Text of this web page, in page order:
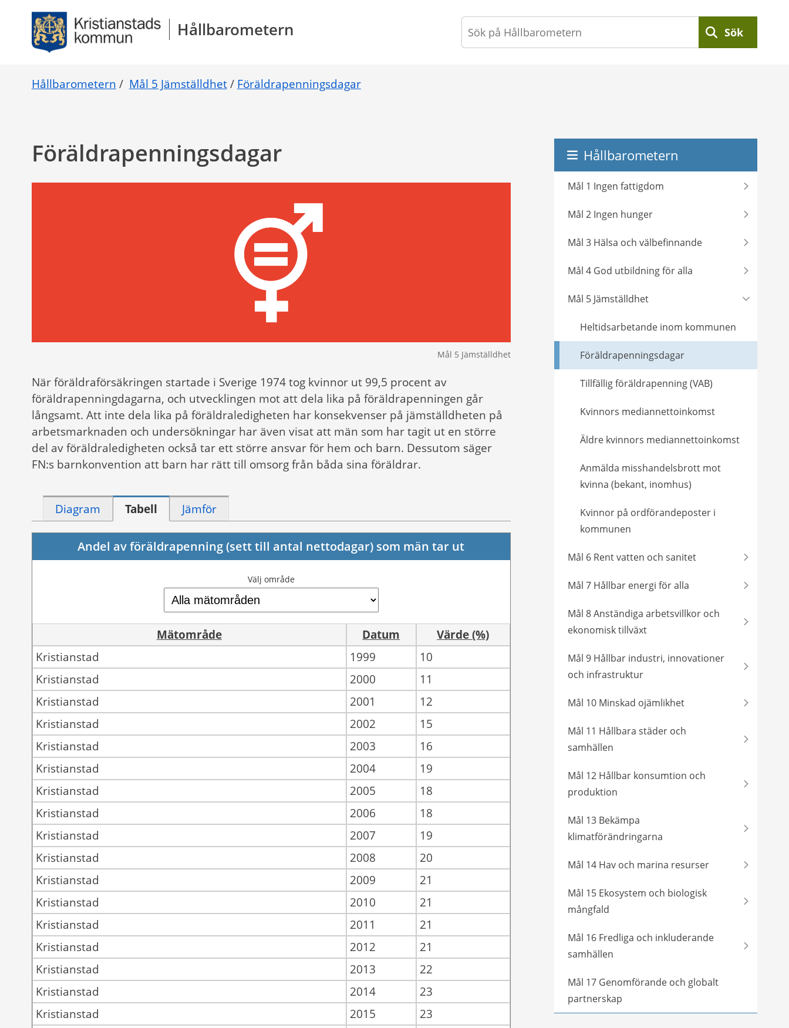
Gå direkt till sidans innehåll
Hållbarometern Sök
Hållbarometern / Mål 5 Jämställdhet/ Föräldrapenningsdagar
Föräldrapenningsdagar
Mål 5 Jämställdhet
När föräldraförsäkringen startade i Sverige 1974 tog kvinnor ut 99,5 procent av
föräldrapenningdagarna, och utvecklingen mot att dela lika på föräldrapenningen går
långsamt. Att inte dela lika på föräldraledigheten har konsekvenser på jämställdheten på
arbetsmarknaden och undersökningar har även visat att män som har tagit ut en större
del av föräldraledigheten också tar ett större ansvar för hem och barn. Dessutom säger
FN:s barnkonvention att barn har rätt till omsorg från båda sina föräldrar.
Diagram Tabell Jämför
Andel av föräldrapenning (sett till antal nettodagar) som män tar ut
Välj område
Mätområde Datum
Värde (%)
Kristianstad
1999
10
Kristianstad
2000
11
Kristianstad
2001
12
Kristianstad
2002
15
Kristianstad
2003
16
Kristianstad
2004
19
Kristianstad
2005
18
Kristianstad
2006
18
Kristianstad
2007
19
Kristianstad
2008
20
Kristianstad
2009
21
Kristianstad
2010
21
Kristianstad
2011
21
Kristianstad
2012
21
Kristianstad
2013
22
Kristianstad
2014
23
Kristianstad
2015
23
Hållbarometern
Mål 1 Ingen fattigdom
Mål 2 Ingen hunger
Mål 3 Hälsa och välbefinnande
Mål 4 God utbildning för alla
Mål 5 Jämställdhet
Heltidsarbetande inom kommunen
Föräldrapenningsdagar
Tillfällig föräldrapenning (VAB)
Kvinnors mediannettoinkomst
Äldre kvinnors mediannettoinkomst
Anmälda misshandelsbrott mot
kvinna (bekant, inomhus)
Kvinnor på ordförandeposter i
kommunen
Mål 6 Rent vatten och sanitet
Mål 7 Hållbar energi för alla
Mål 8 Anständiga arbetsvillkor och
ekonomisk tillväxt
Mål 9 Hållbar industri, innovationer
och infrastruktur
Mål 10 Minskad ojämlikhet
Mål 11 Hållbara städer och
samhällen
Mål 12 Hållbar konsumtion och
produktion
Mål 13 Bekämpa
klimatförändringarna
Mål 14 Hav och marina resurser
Mål 15 Ekosystem och biologisk
mångfald
Mål 16 Fredliga och inkluderande
samhällen
Mål 17 Genomförande och globalt
partnerskap